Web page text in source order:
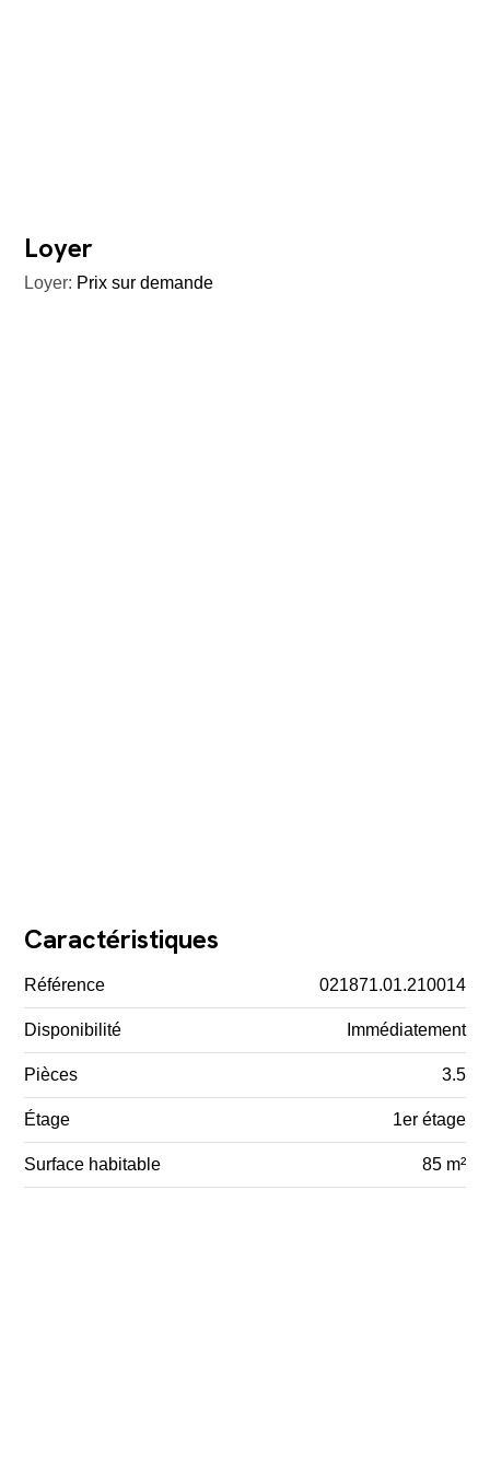
Loyer
Loyer: Prix sur demande
Caractéristiques
Référence 021871.01.210014
Disponibilité Immédiatement
Pièces 3.5
Étage 1er étage
Surface habitable 85 m²